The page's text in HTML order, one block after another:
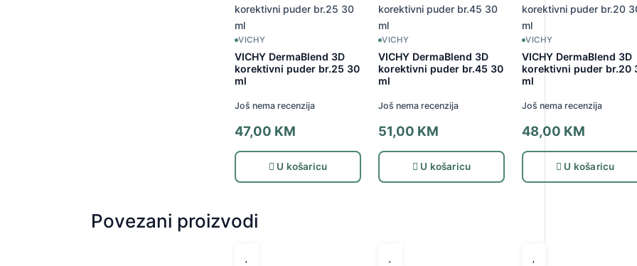
VICHY
VICHY DermaBlend 3D
korektivni puder br.25 30
ml
Još nema recenzija
47,00 KM
U košaricu
VICHY
VICHY DermaBlend 3D
korektivni puder br.45 30
ml
Još nema recenzija
51,00 KM
U košaricu
VICHY
VICHY DermaBlend 3D
korektivni puder br.20
ml
Još nema recenzija
48,00 KM
U košaricu
Povezani proizvodi